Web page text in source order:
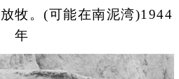
牧。(可能在南泥湾)1944
年